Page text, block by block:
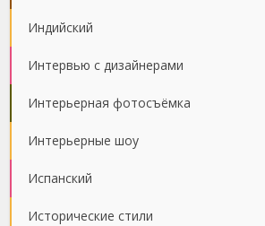
Индийский
Интервью с дизайнерами
Интерьерная фотосъёмка
Интерьерные шоу
Испанский
Исторические стили